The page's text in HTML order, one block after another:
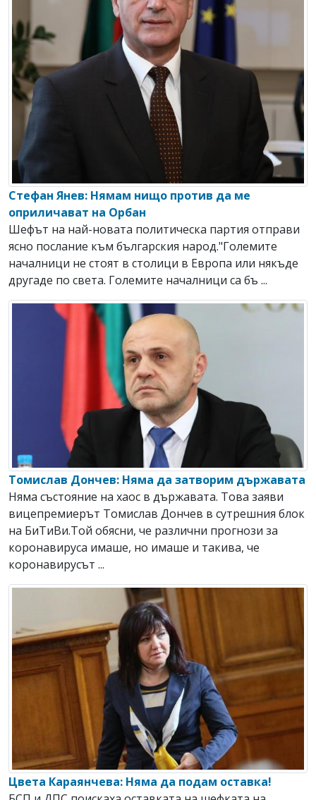
Стефан Янев: Нямам нищо против да ме
оприличават на Орбан
Шефът на най-новата политическа партия отправи
ясно послание към българския народ."Големите
началници не стоят в столици в Европа или някъде
другаде по света. Големите началници са бъ ...
Томислав Дончев: Няма да затворим държавата
Няма състояние на хаос в държавата. Toва заяви
вицепремиерът Томислав Дончев в сутрешния блок
на БиТиВи.Той обясни, че различни прогнози за
коронавируса имаше, но имаше и такива, че
коронавирусът ...
Цвета Караянчева: Няма да подам оставка!